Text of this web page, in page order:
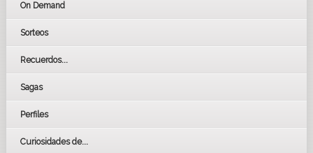
On Demand
Sorteos
Recuerdos...
Sagas
Perfiles
Curiosidades de...